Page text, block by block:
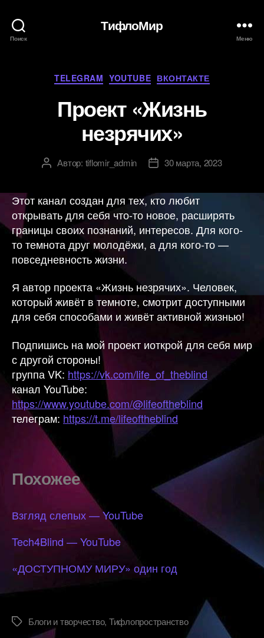
Поиск
ТифлоМир
Меню
Рубрики
TELEGRAM YOUTUBE ВКОНТАКТЕ
Проект «Жизнь
незрячих»
АвторАвтор: tiflomir_admin
Дата30 марта, 2023
Этот канал создан для тех, кто любит
открывать для себя что-то новое, расширять
границы своих познаний, интересов. Для кого-
то темнота друг молодёжи, а для кого-то —
повседневность жизни.
Я автор проекта «Жизнь незрячих». Человек,
который живёт в темноте, смотрит доступными
для себя способами и живёт активной жизнью!
Подпишись на мой проект иоткрой для себя мир
с другой стороны!
группа VK: https://vk.com/life_of_theblind
канал YouTube:
https://www.youtube.com/@lifeoftheblind
телеграм: https://t.me/lifeoftheblind
Похожее
Взгляд слепых — YouTube
Tech4Blind — YouTube
«ДОСТУПНОМУ МИРУ» один год
МеткиБлоги и творчество, Тифлопространство